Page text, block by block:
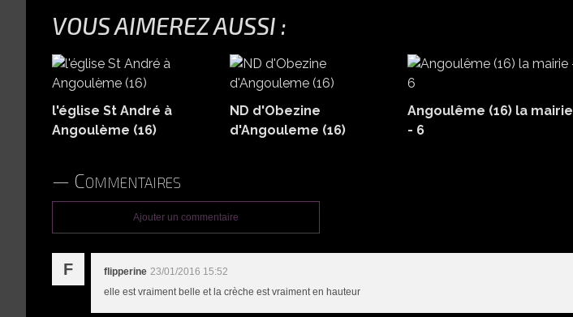
VOUS AIMEREZ AUSSI :
l'église St André à
Angoulème (16)
ND d'Obezine
d'Angouleme (16)
Angoulême (16) la mairie
- 6
Commentaires
Ajouter un commentaire
F flipperine 23/01/2016 15:52
elle est vraiment belle et la crèche est vraiment en hauteur